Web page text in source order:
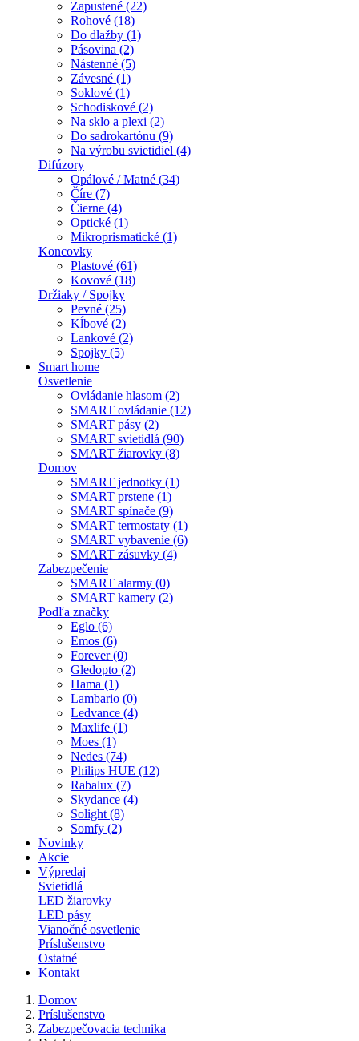
Zapustené (22)
Rohové (18)
Do dlažby (1)
Pásovina (2)
Nástenné (5)
Závesné (1)
Soklové (1)
Schodiskové (2)
Na sklo a plexi (2)
Do sadrokartónu (9)
Na výrobu svietidiel (4)
Difúzory
Opálové / Matné (34)
Číre (7)
Čierne (4)
Optické (1)
Mikroprismatické (1)
Koncovky
Plastové (61)
Kovové (18)
Držiaky / Spojky
Pevné (25)
Kĺbové (2)
Lankové (2)
Spojky (5)
Smart home
Osvetlenie
Ovládanie hlasom (2)
SMART ovládanie (12)
SMART pásy (2)
SMART svietidlá (90)
SMART žiarovky (8)
Domov
SMART jednotky (1)
SMART prstene (1)
SMART spínače (9)
SMART termostaty (1)
SMART vybavenie (6)
SMART zásuvky (4)
Zabezpečenie
SMART alarmy (0)
SMART kamery (2)
Podľa značky
Eglo (6)
Emos (6)
Forever (0)
Gledopto (2)
Hama (1)
Lambario (0)
Ledvance (4)
Maxlife (1)
Moes (1)
Nedes (74)
Philips HUE (12)
Rabalux (7)
Skydance (4)
Solight (8)
Somfy (2)
Novinky
Akcie
Výpredaj
Svietidlá
LED žiarovky
LED pásy
Vianočné osvetlenie
Príslušenstvo
Ostatné
Kontakt
Domov
Príslušenstvo
Zabezpečovacia technika